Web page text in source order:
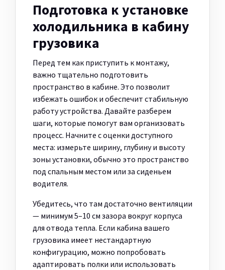
Подготовка к установке
холодильника в кабину
грузовика
Перед тем как приступить к монтажу,
важно тщательно подготовить
пространство в кабине. Это позволит
избежать ошибок и обеспечит стабильную
работу устройства. Давайте разберем
шаги, которые помогут вам организовать
процесс. Начните с оценки доступного
места: измерьте ширину, глубину и высоту
зоны установки, обычно это пространство
под спальным местом или за сиденьем
водителя.
Убедитесь, что там достаточно вентиляции
— минимум 5–10 см зазора вокруг корпуса
для отвода тепла. Если кабина вашего
грузовика имеет нестандартную
конфигурацию, можно попробовать
адаптировать полки или использовать